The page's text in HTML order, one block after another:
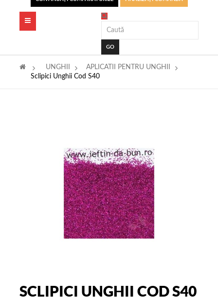
GO
Toggle
navigation
> UNGHII >
APLICATII PENTRU UNGHII
Sclipici Unghii Cod S40
SCLIPICI UNGHII COD S40